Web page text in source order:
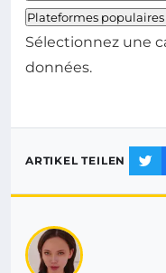
Plateformes
Sélectionnez une
données.
ARTIKEL TEILEN